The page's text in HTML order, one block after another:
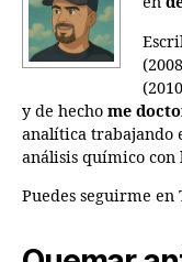
y de hecho me
analítica trabajando
análisis químico con
Puedes seguirme en